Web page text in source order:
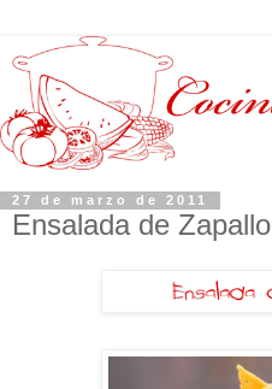
27 de marzo de 2011
Ensalada de Zapallo